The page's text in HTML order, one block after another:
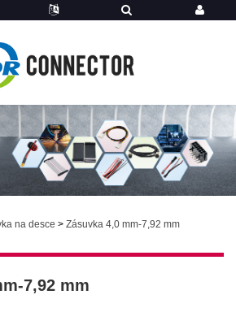
na desce > Zásuvka 4,0 mm-7,92 mm
7,92 mm